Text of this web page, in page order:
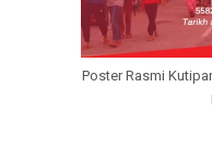
Poster Rasmi